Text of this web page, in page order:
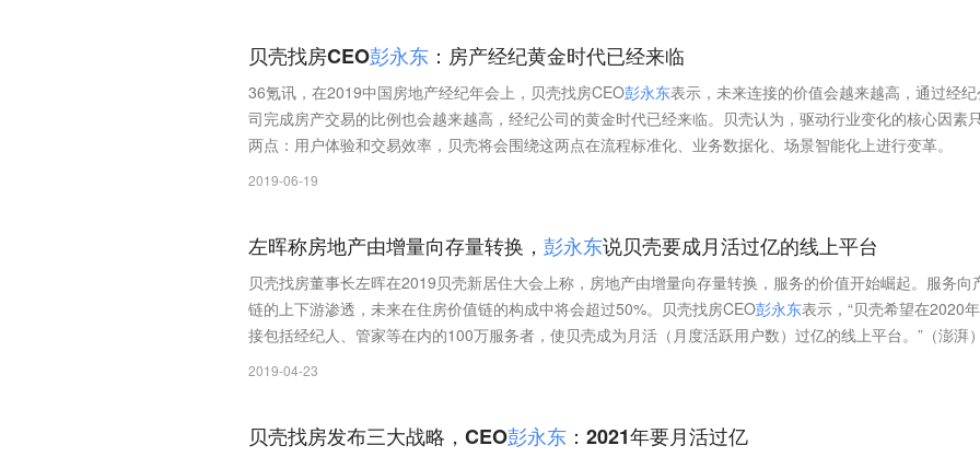
贝壳找房CEO彭永东 ：房产经纪黄金时代已经来临
36氪讯，在2019中国房地产经纪年会上，贝壳找房CEO彭永东表示，未来连接的价值会越来越高，通过经纪
司完成房产交易的比例也会越来越高，经纪公司的黄金时代已经来临。贝壳认为，驱动行业变化的核心因素
两点：用户体验和交易效率，贝壳将会围绕这两点在流程标准化、业务数据化、场景智能化上进行变革。
2019-06-19
左晖称房地产由增量向存量转换， 彭永东说贝壳要成月活过亿的线上平台
贝壳找房董事长左晖在2019贝壳新居住大会上称，房地产由增量向存量转换，服务的价值开始崛起。服务向
链的上下游渗透，未来在住房价值链的构成中将会超过50%。贝壳找房CEO彭永东表示，“贝壳希望在2020
接包括经纪人、管家等在内的100万服务者，使贝壳成为月活（月度活跃用户数）过亿的线上平台。”（澎湃）
2019-04-23
贝壳找房发布三大战略，CEO彭永东 ：2021年要月活过亿